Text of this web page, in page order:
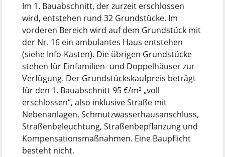
Im 1. Bauabschnitt, der zurzeit erschlossen
wird, entstehen rund 32 Grundstücke. Im
vorderen Bereich wird auf dem Grundstück mit
der Nr. 16 ein ambulantes Haus entstehen
(siehe Info-Kasten). Die übrigen Grundstücke
stehen für Einfamilien- und Doppelhäuser zur
Verfügung. Der Grundstückskaufpreis beträgt
für den 1. Bauabschnitt 95 €/m² „voll
erschlossen“, also inklusive Straße mit
Nebenanlagen, Schmutzwasserhausanschluss,
Straßenbeleuchtung, Straßenbepflanzung und
Kompensationsmaßnahmen. Eine Baupflicht
besteht nicht.